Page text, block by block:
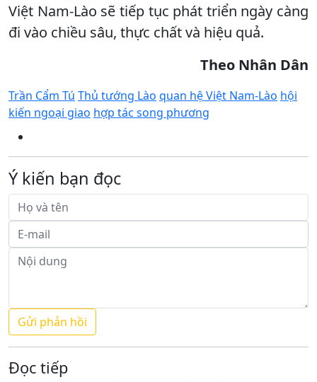
Việt Nam-Lào sẽ tiếp tục phát triển ngày càng
đi vào chiều sâu, thực chất và hiệu quả.
Theo Nhân Dân
Trần Cẩm Tú Thủ tướng Lào quan hệ Việt Nam-Lào hội
kiến ngoại giao hợp tác song phương
Ý kiến bạn đọc
Đọc tiếp